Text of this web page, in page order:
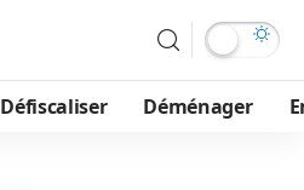
Défiscaliser Déménager